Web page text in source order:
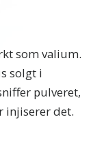
som valium.
solgt i
pulveret,
injiserer det.